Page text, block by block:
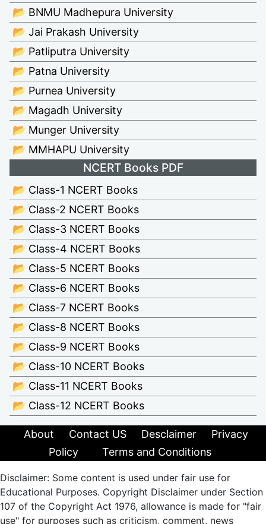
📂 BNMU Madhepura University
📂 Jai Prakash University
📂 Patliputra University
📂 Patna University
📂 Purnea University
📂 Magadh University
📂 Munger University
📂 MMHAPU University
NCERT Books PDF
📂 Class-1 NCERT Books
📂 Class-2 NCERT Books
📂 Class-3 NCERT Books
📂 Class-4 NCERT Books
📂 Class-5 NCERT Books
📂 Class-6 NCERT Books
📂 Class-7 NCERT Books
📂 Class-8 NCERT Books
📂 Class-9 NCERT Books
📂 Class-10 NCERT Books
📂 Class-11 NCERT Books
📂 Class-12 NCERT Books
About Contact US Desclaimer
Privacy
Policy
Terms and Conditions
Disclaimer: Some content is used under fair use for
Educational Purposes. Copyright Disclaimer under Section
107 of the Copyright Act 1976, allowance is made for "fair
use" for purposes such as criticism, comment, news